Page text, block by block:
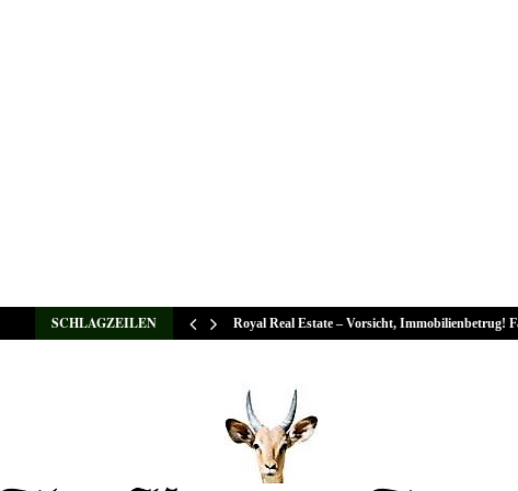
SCHLAGZEILEN Royal Real Estate – Vorsicht, Immobilienbetrug!